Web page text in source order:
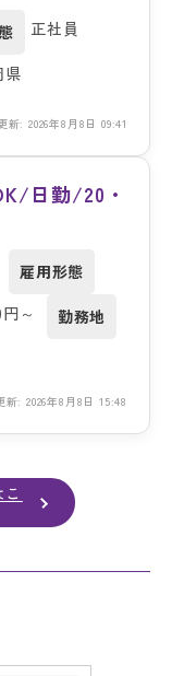
正社員
県
新: 2026年8月8日 09:41
日勤/20・
雇用形態
～
勤務地
新: 2026年8月8日 15:48